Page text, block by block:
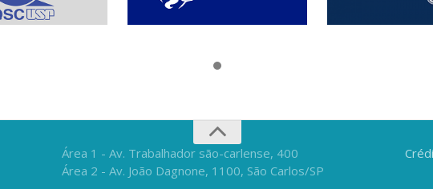
Área 1 - Av. Trabalhador são-carlense, 400
Área 2 - Av. João Dagnone, 1100, São Carlos/SP